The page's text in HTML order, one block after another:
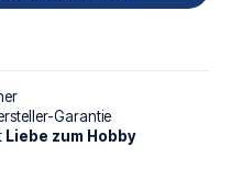
Garantie
Liebe zum Hobby